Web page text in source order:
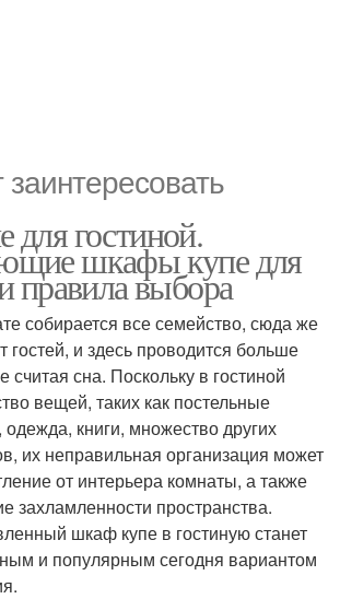
гостиной.
шкафы купе для
правила выбора
собирается все семейство, сюда же
гостей, и здесь проводится больше
считая сна. Поскольку в гостиной
вещей, таких как постельные
книги, множество других
их неправильная организация может
от интерьера комнаты, а также
захламленности пространства.
шкаф купе в гостиную станет
и популярным сегодня вариантом